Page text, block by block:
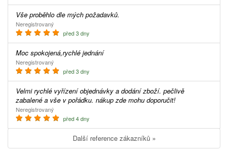
Vše proběhlo dle mých požadavků.
Neregistrovaný
před 3 dny
Moc spokojená,rychlé jednání
Neregistrovaný
před 3 dny
Velmi rychlé vyřízení objednávky a dodání zboží. pečlivě
zabalené a vše v pořádku. nákup zde mohu doporučit!
Neregistrovaný
před 4 dny
Další reference zákazníků »